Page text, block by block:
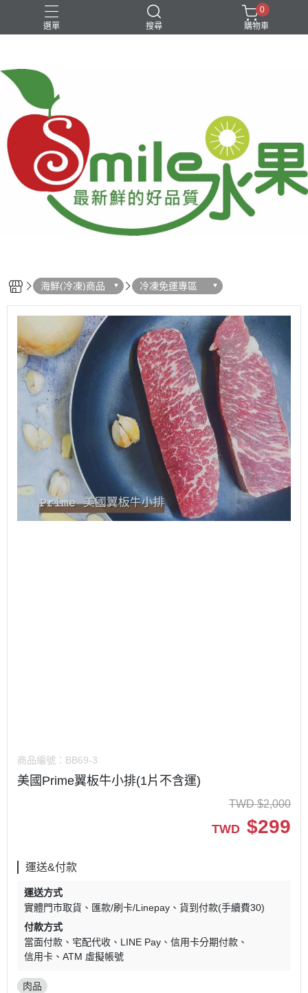
選單 搜尋
中秋柚子
銅鑼燒
0
購物車
海鮮(冷凍)商品 冷凍免運專區
商品編號： BB69-3
美國Prime翼板牛小排(1片不含運)
TWD $2,000
TWD $299
運送&付款
運送方式
實體門市取貨
匯款/刷卡/Linepay
貨到付款(手續費30)
付款方式
當面付款
宅配代收 LINE Pay
信用卡分期付款
信用卡
ATM 虛擬帳號
肉品